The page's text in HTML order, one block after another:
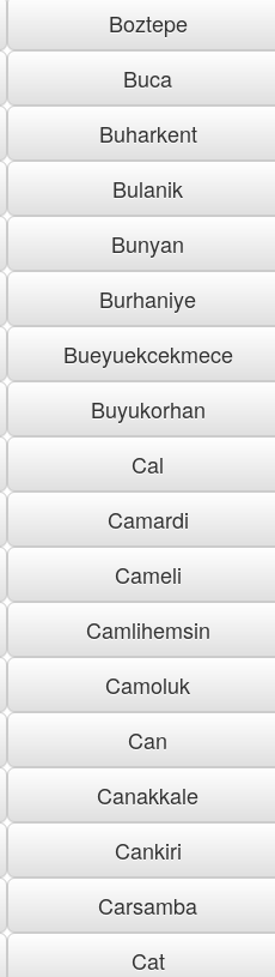
Boztepe
Buca
Buharkent
Bulanik
Bunyan
Burhaniye
Bueyuekcekmece
Buyukorhan
Cal
Camardi
Cameli
Camlihemsin
Camoluk
Can
Canakkale
Cankiri
Carsamba
Cat